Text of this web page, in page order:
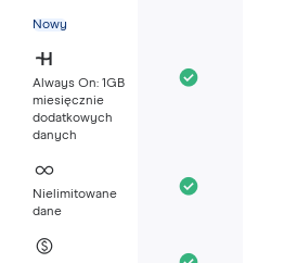
Nowy
Always On: 1GB
miesięcznie
dodatkowych
danych
Nielimitowane
dane